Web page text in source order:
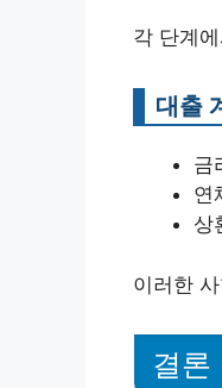
각 단계
대출
금
연
상
이러한
결론